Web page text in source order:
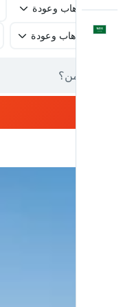
العَرَبِيَّة
رحلة ذهاب وعودة
رحلة ذهاب وعودة